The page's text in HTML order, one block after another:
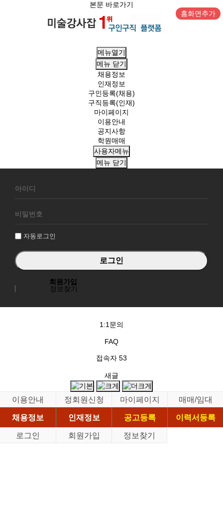
본문 바로가기
홈화면추가
메뉴열기
메뉴 닫기
채용정보
인재정보
구인등록(채용)
구직등록(인재)
마이페이지
이용안내
공지사항
학원매매
사용자메뉴
메뉴 닫기
원
그
자동로그인
회원가입
정보찾기
1:1문의
FAQ
접속자 53
새글
이용안내 정회원신청 마이페이지
매매/임대
채용정보
인재정보 공고등록
이력서등록
로그인
회원가입 정보찾기